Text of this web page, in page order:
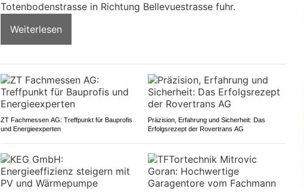
Totenbodenstrasse in Richtung Bellevuestrasse fuhr.
Weiterlesen
ZT Fachmessen AG: Treffpunkt für Bauprofis
und Energieexperten
Präzision, Erfahrung und Sicherheit: Das
Erfolgsrezept der Rovertrans AG